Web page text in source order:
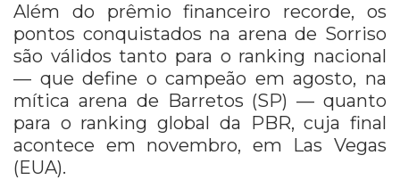
Além do prêmio financeiro recorde, os
pontos conquistados na arena de Sorriso
são válidos tanto para o ranking nacional
— que define o campeão em agosto, na
mítica arena de Barretos (SP) — quanto
para o ranking global da PBR, cuja final
acontece em novembro, em Las Vegas
(EUA).